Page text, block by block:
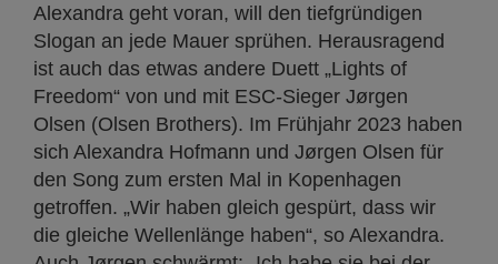
Alexandra geht voran, will den tiefgründigen
Slogan an jede Mauer sprühen. Herausragend
ist auch das etwas andere Duett „Lights of
Freedom“ von und mit ESC-Sieger Jørgen
Olsen (Olsen Brothers). Im Frühjahr 2023 haben
sich Alexandra Hofmann und Jørgen Olsen für
den Song zum ersten Mal in Kopenhagen
getroffen. „Wir haben gleich gespürt, dass wir
die gleiche Wellenlänge haben“, so Alexandra.